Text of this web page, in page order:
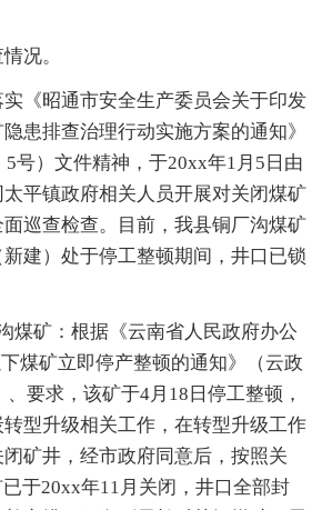
况。
《昭通市安全生产委员会关于印发
患排查治理行动实施方案的通知》
5号）文件精神，于20xx年1月5日由
平镇政府相关人员开展对关闭煤矿
巡查检查。目前，我县铜厂沟煤矿
建）处于停工整顿期间，井口已锁
煤矿：根据《云南省人民政府办公
煤矿立即停产整顿的通知》（云政
要求，该矿于4月18日停工整顿，
型升级相关工作，在转型升级工作
矿井，经市政府同意后，按照关
于20xx年11月关闭，井口全部封